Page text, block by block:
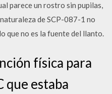
parece un rostro sin pupilas,
de SCP-087-1 no
que no es la fuente del llanto.
física para
que estaba